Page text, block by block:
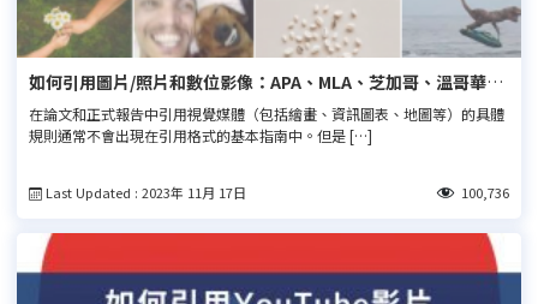
如何引用圖片/照片和數位影像：APA、MLA、芝加哥、溫哥華格
式
在論文和正式報告中引用視覺媒體（包括繪畫、資訊圖表、地圖等）的具體
規則通常不會出現在引用格式的基本指南中。但是 […]
Last Updated : 2023年 11月 17日 100,736